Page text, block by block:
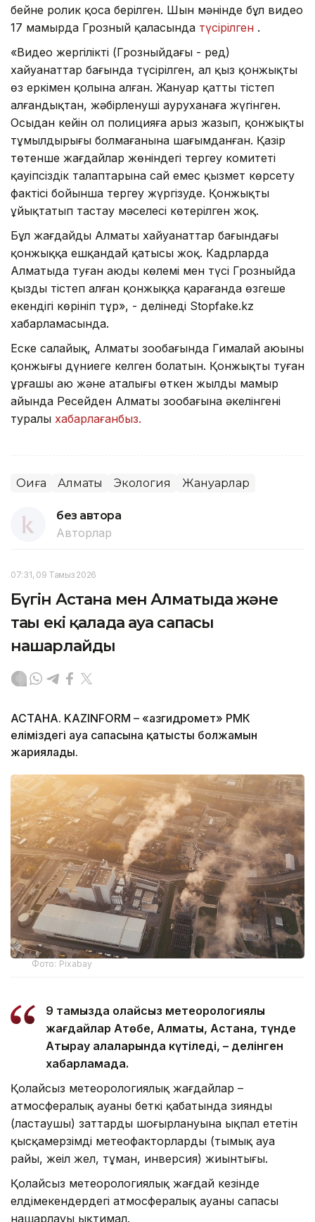
бейне ролик қоса берілген. Шын мәнінде бұл видео
17 мамырда Грозный қаласында түсірілген .
«Видео жергілікті (Грозныйдағы - ред)
хайуанаттар бағында түсірілген, ал қыз қонжықты
өз еркімен қолына алған. Жануар қатты тістеп
алғандықтан, жәбірленуші ауруханаға жүгінген.
Осыдан кейін ол полицияға арыз жазып, қонжықтың
тұмылдырығы болмағанына шағымданған. Қазір
төтенше жағдайлар жөніндегі тергеу комитеті
қауіпсіздік талаптарына сай емес қызмет көрсету
фактісі бойынша тергеу жүргізуде. Қонжықты
ұйықтатып тастау мәселесі көтерілген жоқ.
Бұл жағдайдың Алматы хайуанаттар бағындағы
қонжыққа ешқандай қатысы жоқ. Кадрларда
Алматыда туған аюдың көлемі мен түсі Грозныйда
қызды тістеп алған қонжыққа қарағанда өзгеше
екендігі көрініп тұр», - делінеді Stopfake.kz
хабарламасында.
Еске салайық, Алматы зообағында Гималай аюының
қонжығы дүниеге келген болатын. Қонжықты туған
ұрғашы аю және аталығы өткен жылдың мамыр
айында Ресейден Алматы зообағына әкелінгені
туралы хабарлағанбыз.
Оқиға Алматы Экология Жануарлар
без автора
Авторлар
07:31, 09 Тамыз 2026
Бүгін Астана мен Алматыда және
тағы екі қалада ауа сапасы
нашарлайды
АСТАНА. KAZINFORM – «Қазгидромет» РМК
еліміздегі ауа сапасына қатысты болжамын
жариялады.
Фото: Pixabay
9 тамызда қолайсыз метеорологиялық
жағдайлар Ақтөбе, Алматы, Астана, түнде
Атырау қалаларында күтіледі, – делінген
хабарламада.
Қолайсыз метеорологиялық жағдайлар –
атмосфералық ауаның беткі қабатында зиянды
(ластаушы) заттардың шоғырлануына ықпал ететін
қысқамерзімді метеофакторлардың (тымық ауа
райы, жеңіл жел, тұман, инверсия) жиынтығы.
Қолайсыз метеорологиялық жағдай кезінде
елдімекендердегі атмосфералық ауаның сапасы
нашарлауы ықтимал.